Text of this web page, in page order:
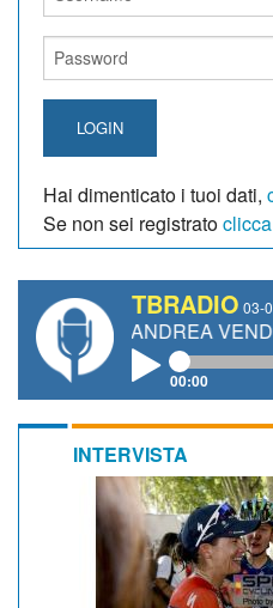
LOGIN
Hai dimenticato i tuoi dati,
Se non sei registrato
TBRADIO 03-
ANDREA VENDRAME,
00:00
INTERVISTA